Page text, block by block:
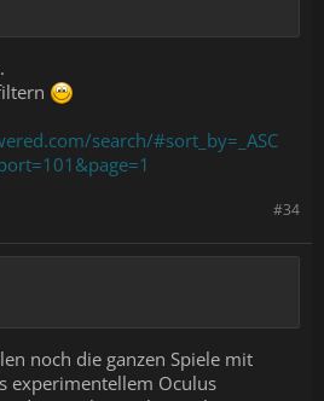
search/#sort_by=_ASC
#34
noch die ganzen Spiele mit
experimentellem Oculus